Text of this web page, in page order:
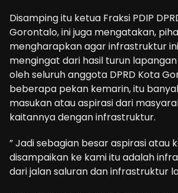
Disamping itu ketua Fraksi PDIP
Gorontalo, ini juga mengatakan,
mengharapkan agar infrastruktur
mengingat dari hasil turun
oleh seluruh anggota DPRD Kota
beberapa pekan kemarin, itu
masukan atau aspirasi dari
kaitannya dengan infrastruktur.
” Jadi sebagian besar aspirasi atau
disampaikan ke kami itu adalah
dari jalan saluran dan infrastruktur